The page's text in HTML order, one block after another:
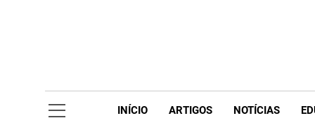
INÍCIO ARTIGOS NOTÍCIAS